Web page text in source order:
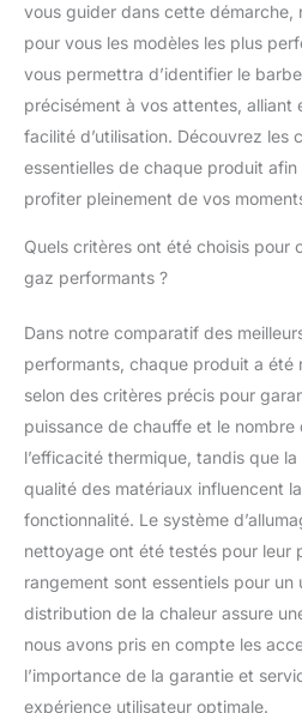
vous guider dans cette démarche,
pour vous les modèles les plus
vous permettra d’identifier le
précisément à vos attentes, alliant
facilité d’utilisation. Découvrez les
essentielles de chaque produit
profiter pleinement de vos
Quels critères ont été choisis pour
gaz performants ?
Dans notre comparatif des
performants, chaque produit a été
selon des critères précis pour
puissance de chauffe et le
l’efficacité thermique, tandis que
qualité des matériaux influencent
fonctionnalité. Le système
nettoyage ont été testés pour leur
rangement sont essentiels pour un
distribution de la chaleur assure
nous avons pris en compte les
l’importance de la garantie et
expérience utilisateur optimale.